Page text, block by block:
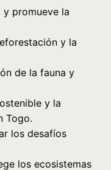
promueve la
y la
de la fauna y
y la
Togo.
los desafíos
los ecosistemas